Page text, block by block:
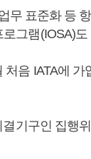
무 표준화 등
그램(IOSA)
음 IATA에
기구인 집행